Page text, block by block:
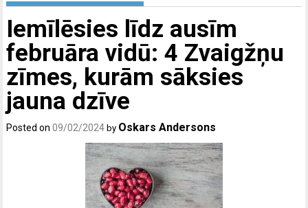
Iemīlēsies līdz ausīm
februāra vidū: 4 Zvaigžņu
zīmes, kurām sāksies
jauna dzīve
Posted on09/02/2024 by Oskars Andersons